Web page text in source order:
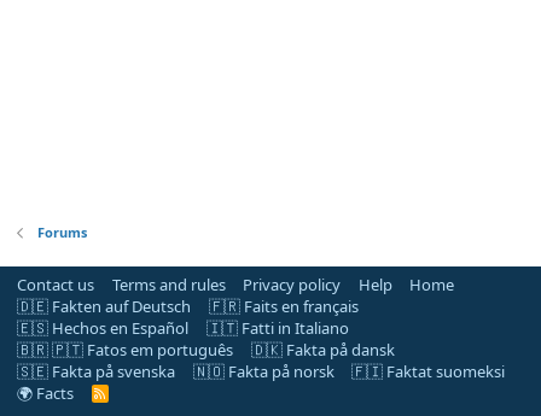
Forums
Contact us Terms and rules Privacy policy Help
Home
🇩🇪 Fakten auf Deutsch
🇫🇷 Faits en français
🇪🇸 Hechos en Español
🇮🇹 Fatti in Italiano
🇧🇷 🇵🇹 Fatos em português
🇩🇰 Fakta på dansk
🇸🇪 Fakta på svenska
🇳🇴 Fakta på norsk
🇫🇮 Faktat suomeksi
🌍 Facts
R